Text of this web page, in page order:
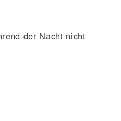
der Nacht nicht